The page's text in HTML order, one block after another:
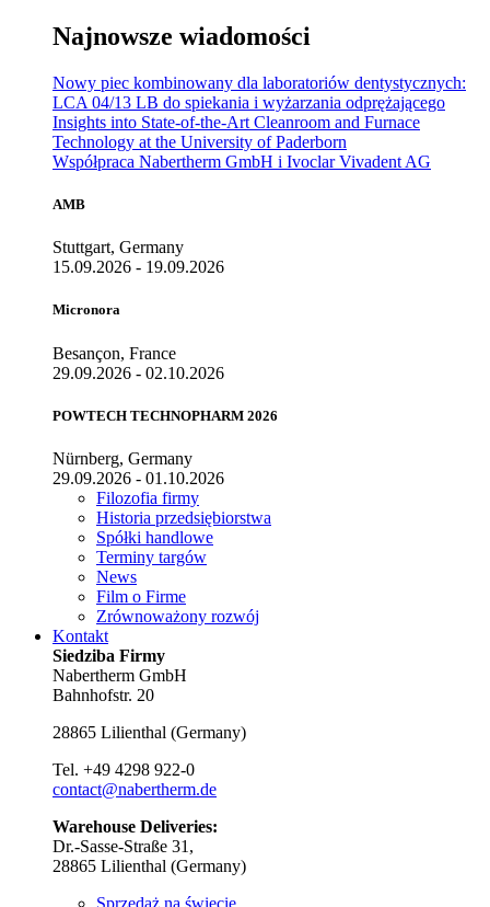
Najnowsze wiadomości
Nowy piec kombinowany dla laboratoriów dentystycznych:
LCA 04/13 LB do spiekania i wyżarzania odprężającego
Insights into State-of-the-Art Cleanroom and Furnace
Technology at the University of Paderborn
Współpraca Nabertherm GmbH i Ivoclar Vivadent AG
AMB
Stuttgart, Germany
15.09.2026 - 19.09.2026
Micronora
Besançon, France
29.09.2026 - 02.10.2026
POWTECH TECHNOPHARM 2026
Nürnberg, Germany
29.09.2026 - 01.10.2026
Filozofia firmy
Historia przedsiębiorstwa
Spółki handlowe
Terminy targów
News
Film o Firme
Zrównoważony rozwój
Kontakt
Siedziba Firmy
Nabertherm GmbH
Bahnhofstr. 20
28865 Lilienthal (Germany)
Tel. +49 4298 922-0
contact@nabertherm.de
Warehouse Deliveries:
Dr.-Sasse-Straße 31,
28865 Lilienthal (Germany)
Sprzedaż na świecie